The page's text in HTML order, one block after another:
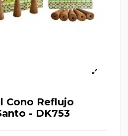
Cono Reflujo
- DK753